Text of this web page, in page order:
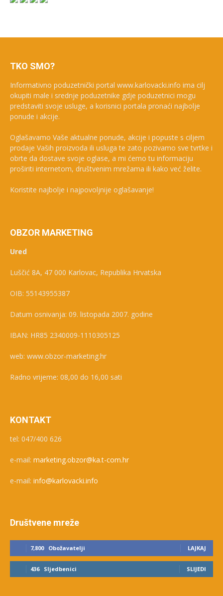
TKO SMO?
Informativno poduzetnički portal www.karlovacki.info ima cilj
okupiti male i srednje poduzetnike gdje poduzetnici mogu
predstaviti svoje usluge, a korisnici portala pronaći najbolje
ponude i akcije.
Oglašavamo Vaše aktualne ponude, akcije i popuste s ciljem
prodaje Vaših proizvoda ili usluga te zato pozivamo sve tvrtke i
obrte da dostave svoje oglase, a mi ćemo tu informaciju
proširiti internetom, društvenim mrežama ili kako već želite.
Koristite najbolje i najpovoljnije oglašavanje!
OBZOR MARKETING
Ured
Luščić 8A, 47 000 Karlovac, Republika Hrvatska
OIB: 55143955387
Datum osnivanja: 09. listopada 2007. godine
IBAN: HR85 2340009-1110305125
web: www.obzor-marketing.hr
Radno vrijeme: 08,00 do 16,00 sati
KONTAKT
tel: 047/400 626
e-mail: marketing.obzor@ka.t-com.hr
e-mail: info@karlovacki.info
Društvene mreže
7,800 Obožavatelji LAJKAJ
436 Sljedbenici SLIJEDI